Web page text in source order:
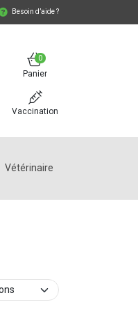
Besoin d’aide ?
Panier
0
Vaccination
Vétérinaire